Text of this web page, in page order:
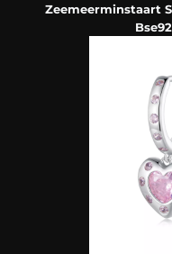
Zeemeerminstaart